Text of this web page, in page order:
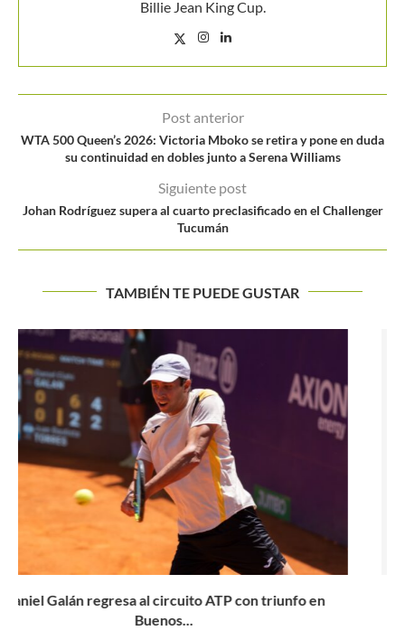
Billie Jean King Cup.
Post anterior
WTA 500 Queen’s 2026: Victoria Mboko se retira y pone en duda
su continuidad en dobles junto a Serena Williams
Siguiente post
Johan Rodríguez supera al cuarto preclasificado en el Challenger
Tucumán
TAMBIÉN TE PUEDE GUSTAR
Colombia tendrá doble representación en el ATP 250 de
Buenos...